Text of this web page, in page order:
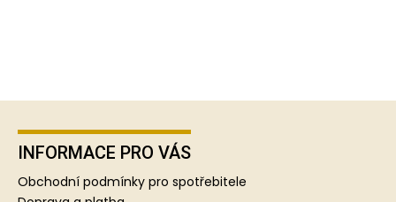
INFORMACE PRO VÁS
Obchodní podmínky pro spotřebitele